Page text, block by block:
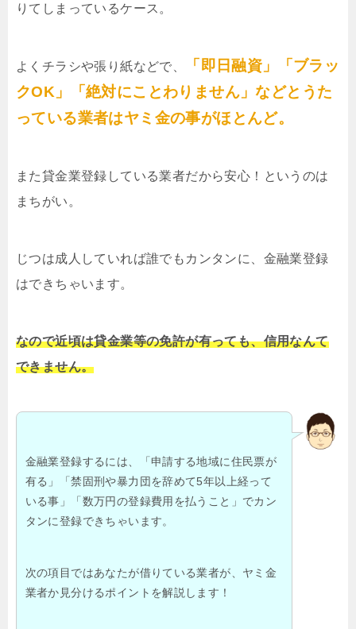
りてしまっているケース。
よくチラシや張り紙などで、
「即日融資」「ブラッ
クOK」「絶対にことわりません」などとうた
っている業者はヤミ金の事がほとんど。
また貸金業登録している業者だから安心！というのは
まちがい。
じつは成人していれば誰でもカンタンに、金融業登録
はできちゃいます。
なので近頃は貸金業等の免許が有っても、信用なんて
できません。
金融業登録するには、「申請する地域に住民票が
有る」「禁固刑や暴力団を辞めて5年以上経って
いる事」「数万円の登録費用を払うこと」でカン
タンに登録できちゃいます。
次の項目ではあなたが借りている業者が、ヤミ金
業者か見分けるポイントを解説します！